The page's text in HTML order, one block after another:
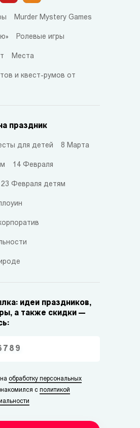
Murder Mystery Games
Ролевые игры
Места
и квест-румов от
праздник
для детей 8 Марта
14 Февраля
23 Февраля детям
идеи праздников,
а также скидки —
обработку персональных
с политикой